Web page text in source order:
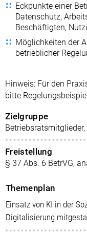
Eckpunkte einer
Datenschutz,
Beschäftigten,
Möglichkeiten der
betrieblicher
Hinweis: Für den
bitte
Zielgruppe
Freistellung
§ 37 Abs. 6 BetrVG,
Themenplan
Einsatz von KI in der
Digitalisierung